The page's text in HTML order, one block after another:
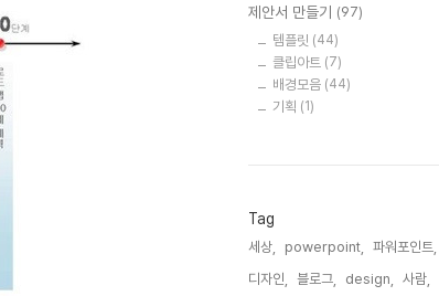
제안서 만들기 (97)
템플릿 (44)
클립아트 (7)
배경모음 (44)
기획 (1)
Tag
세상, powerpoint, 파워포인트,
디자인,
블로그, design, 사람,